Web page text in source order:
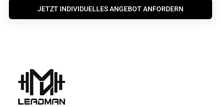
JETZT INDIVIDUELLES ANGEBOT ANFORDERN